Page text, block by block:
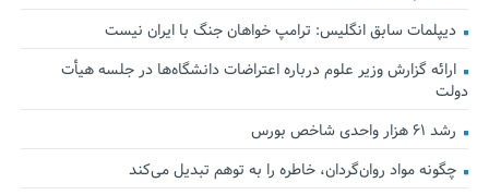
دیپلمات سابق انگلیس:‌ ترامپ خواهان جنگ با ایران نیست
ارائه گزارش وزیر علوم درباره اعتراضات دانشگاه‌ها در جلسه هیأت
دولت
رشد ۶۱ هزار واحدی شاخص بورس
چگونه مواد روان‌گردان، خاطره را به توهم تبدیل می‌کند